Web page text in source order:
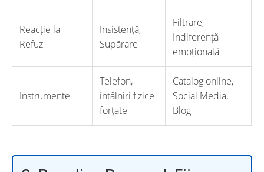
Reacție la
Refuz
Insistență,
Supărare
Filtrare,
Indiferență
emoțională
Instrumente
Telefon,
întâlniri fizice
forțate
Catalog online,
Social Media,
Blog